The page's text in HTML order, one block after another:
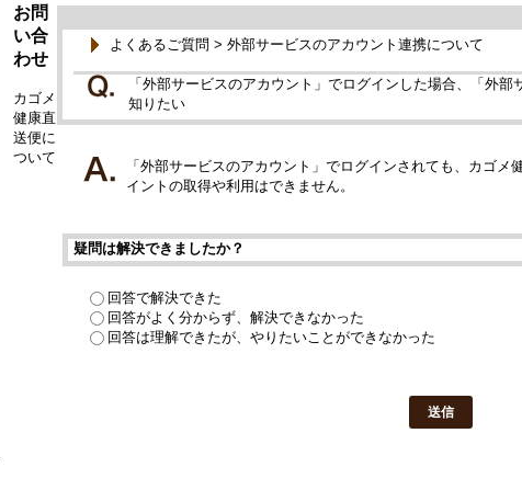
よくあるご質問 > 外部サービスのアカウント連携について
「外部サービスのアカウント」でログインした場合、「外
知りたい
「外部サービスのアカウント」でログインされても、カゴ
イントの取得や利用はできません。
疑問は解決できましたか？
回答で解決できた
回答がよく分からず、解決できなかった
回答は理解できたが、やりたいことができなかった
送信
お問
い合
わせ
カゴメ
健康直
送便に
ついて